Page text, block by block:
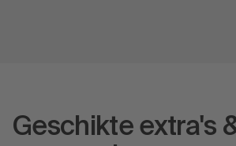
Geschikte extra's